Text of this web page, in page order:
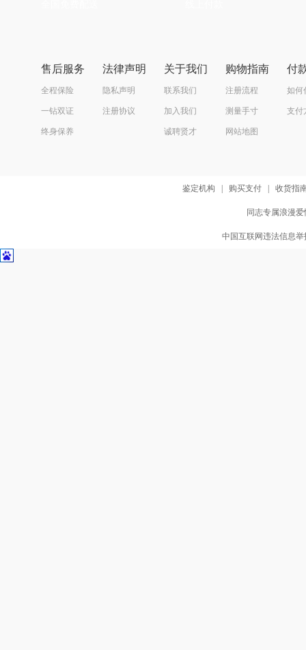
售后服务
全程保险
一钻双证
终身保养
法律声明
隐私声明
注册协议
关于我们
联系我们
加入我们
诚聘贤才
购物指南
注册流程
测量手寸
网站地图
付
如何
支付
鉴定机构 购买支付 收货指
同志专属浪漫
中国互联网违法信息